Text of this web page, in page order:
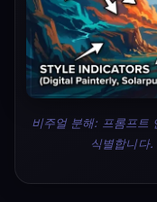
비주얼 분해: 프롬프트
식별합니다